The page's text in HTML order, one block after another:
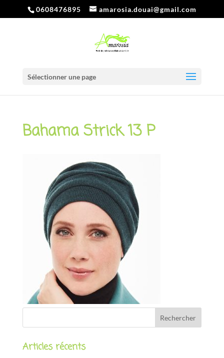
0608476895 amarosia.douai@gmail.com
Sélectionner une page
Bahama Strick 13 P
Articles récents